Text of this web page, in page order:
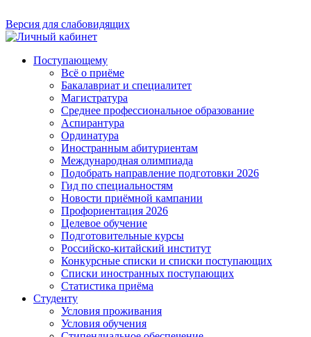
Версия для слабовидящих
Поступающему
Всё о приёме
Бакалавриат и специалитет
Магистратура
Среднее профессиональное образование
Аспирантура
Ординатура
Иностранным абитуриентам
Международная олимпиада
Подобрать направление подготовки 2026
Гид по специальностям
Новости приёмной кампании
Профориентация 2026
Целевое обучение
Подготовительные курсы
Российско-китайский институт
Конкурсные списки и списки поступающих
Списки иностранных поступающих
Статистика приёма
Студенту
Условия проживания
Условия обучения